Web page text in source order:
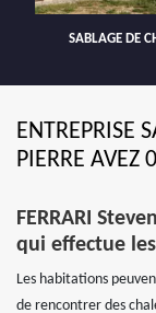
SABLAGE DE
ENTREPRISE
PIERRE AVEZ
FERRARI
qui effectue
Les habitations
de rencontrer des